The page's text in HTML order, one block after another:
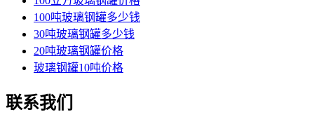
100吨玻璃钢罐多少钱
30吨玻璃钢罐多少钱
20吨玻璃钢罐价格
玻璃钢罐10吨价格
联系我们